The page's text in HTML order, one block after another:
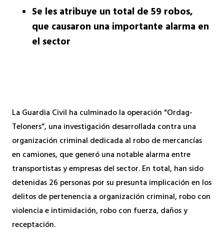
Se les atribuye un total de 59 robos,
que causaron una importante alarma en
el sector
La Guardia Civil ha culminado la operación “Ordag-
Teloners”, una investigación desarrollada contra una
organización criminal dedicada al robo de mercancías
en camiones, que generó una notable alarma entre
transportistas y empresas del sector. En total, han sido
detenidas 26 personas por su presunta implicación en los
delitos de pertenencia a organización criminal, robo con
violencia e intimidación, robo con fuerza, daños y
receptación.